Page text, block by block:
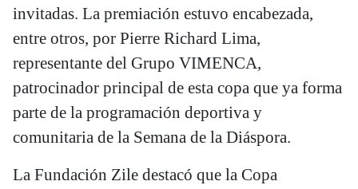
invitadas. La premiación estuvo encabezada,
entre otros, por Pierre Richard Lima,
representante del Grupo VIMENCA,
patrocinador principal de esta copa que ya forma
parte de la programación deportiva y
comunitaria de la Semana de la Diáspora.
La Fundación Zile destacó que la Copa